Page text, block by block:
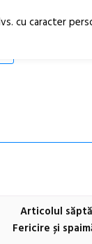
Articolul
Fericire și
cu caracter